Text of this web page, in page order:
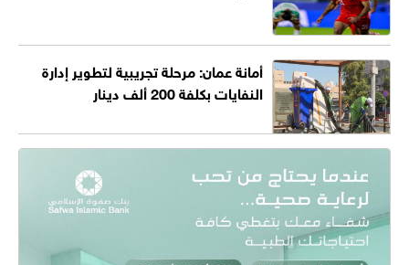
أمانة عمان: مرحلة تجريبية لتطوير إدارة
النفايات بكلفة 200 ألف دينار